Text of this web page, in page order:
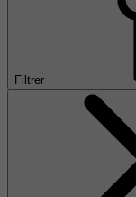
Filtrer